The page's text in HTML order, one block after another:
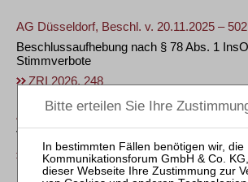
AG Düsseldorf, Beschl. v. 20.11.2025 –
Beschlussaufhebung nach § 78 Abs. 1
Stimmverbote
ZRI 2026, 248
AG München, Beschl. v. 12.11.2025 – 1500
Vergütung des vorläufigen
ZRI 2026, 254